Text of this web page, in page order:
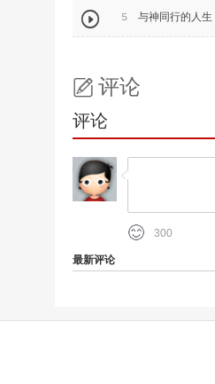
 5 与神同行的人生
 评论